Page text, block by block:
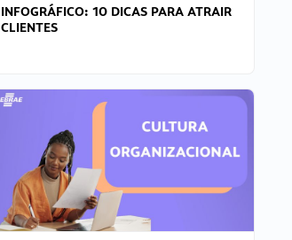
INFOGRÁFICO: 10 DICAS PARA ATRAIR
CLIENTES